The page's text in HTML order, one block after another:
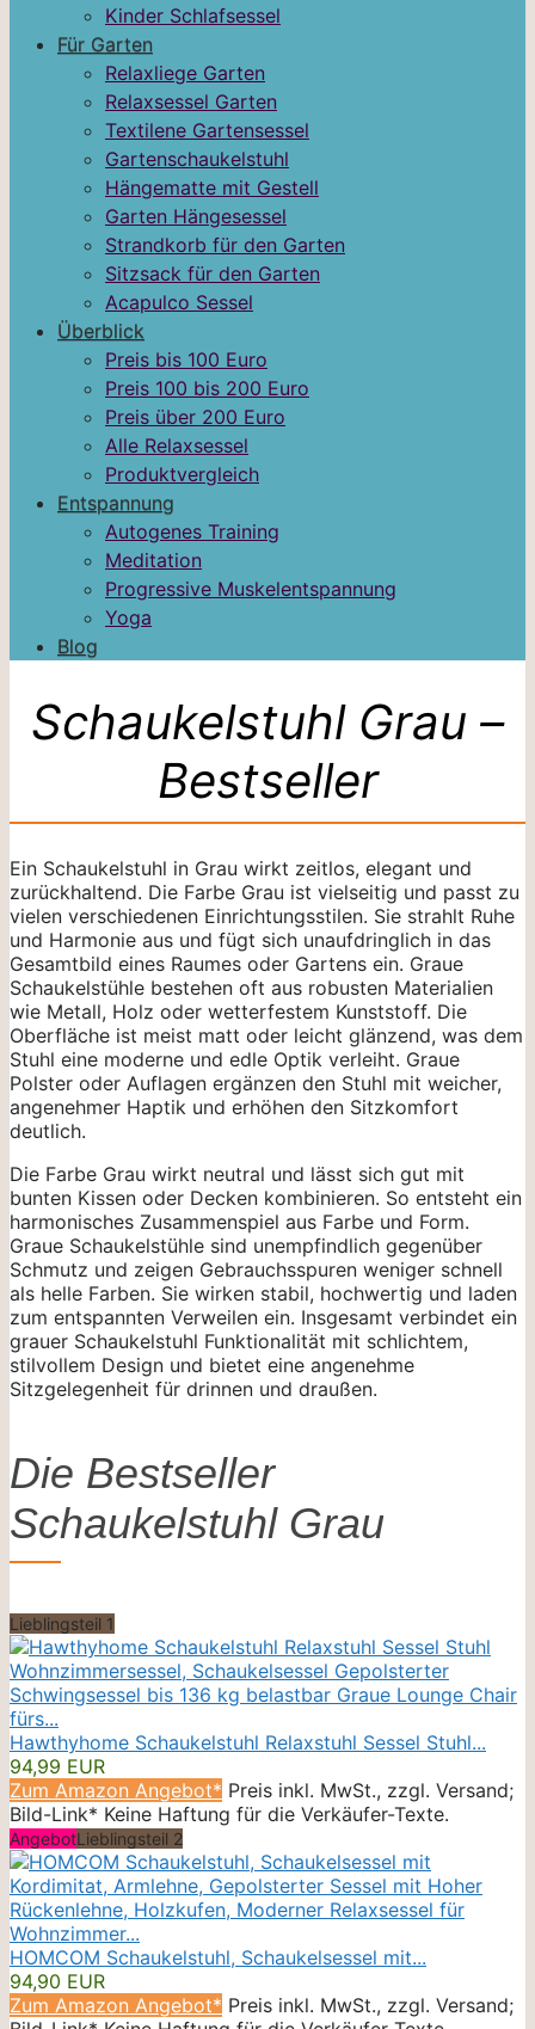
Kinder Schlafsessel
Für Garten
Relaxliege Garten
Relaxsessel Garten
Textilene Gartensessel
Gartenschaukelstuhl
Hängematte mit Gestell
Garten Hängesessel
Strandkorb für den Garten
Sitzsack für den Garten
Acapulco Sessel
Überblick
Preis bis 100 Euro
Preis 100 bis 200 Euro
Preis über 200 Euro
Alle Relaxsessel
Produktvergleich
Entspannung
Autogenes Training
Meditation
Progressive Muskelentspannung
Yoga
Blog
Schaukelstuhl Grau –
Bestseller
Ein Schaukelstuhl in Grau wirkt zeitlos, elegant und
zurückhaltend. Die Farbe Grau ist vielseitig und passt zu
vielen verschiedenen Einrichtungsstilen. Sie strahlt Ruhe
und Harmonie aus und fügt sich unaufdringlich in das
Gesamtbild eines Raumes oder Gartens ein. Graue
Schaukelstühle bestehen oft aus robusten Materialien
wie Metall, Holz oder wetterfestem Kunststoff. Die
Oberfläche ist meist matt oder leicht glänzend, was dem
Stuhl eine moderne und edle Optik verleiht. Graue
Polster oder Auflagen ergänzen den Stuhl mit weicher,
angenehmer Haptik und erhöhen den Sitzkomfort
deutlich.
Die Farbe Grau wirkt neutral und lässt sich gut mit
bunten Kissen oder Decken kombinieren. So entsteht ein
harmonisches Zusammenspiel aus Farbe und Form.
Graue Schaukelstühle sind unempfindlich gegenüber
Schmutz und zeigen Gebrauchsspuren weniger schnell
als helle Farben. Sie wirken stabil, hochwertig und laden
zum entspannten Verweilen ein. Insgesamt verbindet ein
grauer Schaukelstuhl Funktionalität mit schlichtem,
stilvollem Design und bietet eine angenehme
Sitzgelegenheit für drinnen und draußen.
Die Bestseller
Schaukelstuhl Grau
Lieblingsteil 1
Hawthyhome Schaukelstuhl Relaxstuhl Sessel Stuhl...
94,99 EUR
Zum Amazon Angebot* Preis inkl. MwSt., zzgl. Versand;
Bild-Link* Keine Haftung für die Verkäufer-Texte.
AngebotLieblingsteil 2
HOMCOM Schaukelstuhl, Schaukelsessel mit...
94,90 EUR
Zum Amazon Angebot* Preis inkl. MwSt., zzgl. Versand;